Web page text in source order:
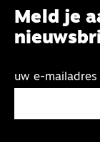
Meld je
uw e-mailadres